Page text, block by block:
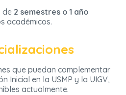
de 2 semestres o 1 año
académicos.
que puedan complementar
Inicial en la USMP y la UIGV,
actualmente.